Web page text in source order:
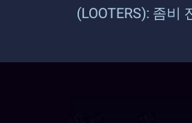
(LOOTERS): 좀비